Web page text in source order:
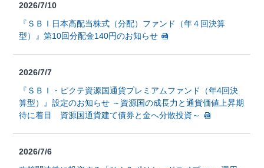
2026/7/10
『ＳＢＩ日本高配当株式（分配）ファンド（年４回決算
型）』第10回分配金140円のお知らせ
2026/7/7
『ＳＢＩ・ピクテ資源国通貨プレミアムファンド（年4回決
算型）』設定のお知らせ ～資源国の成長力と通貨価値上昇期
待に着目 資源国通貨建て債券と金へ分散投資～
2026/7/6